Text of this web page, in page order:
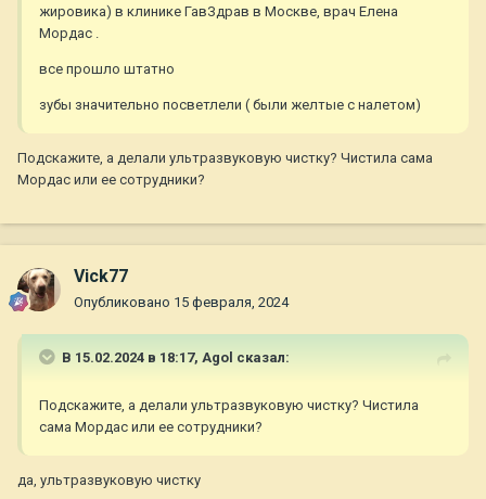
жировика) в клинике ГавЗдрав в Москве, врач Елена
Мордас .
все прошло штатно
зубы значительно посветлели ( были желтые с налетом)
Подскажите, а делали ультразвуковую чистку? Чистила сама
Мордас или ее сотрудники?
Vick77
Опубликовано 15 февраля, 2024
В 15.02.2024 в 18:17, Agol сказал:
Подскажите, а делали ультразвуковую чистку? Чистила
сама Мордас или ее сотрудники?
да, ультразвуковую чистку